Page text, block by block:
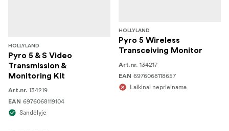
HOLLYLAND
Pyro 5 & S Video
Transmission &
Monitoring Kit
Art.nr. 134219
EAN 6976068119104
Sandėlyje
HOLLYLAND
Pyro 5 Wireless
Transceiving Monitor
Art.nr. 134217
EAN 6976068118657
Laikinai neprieinama